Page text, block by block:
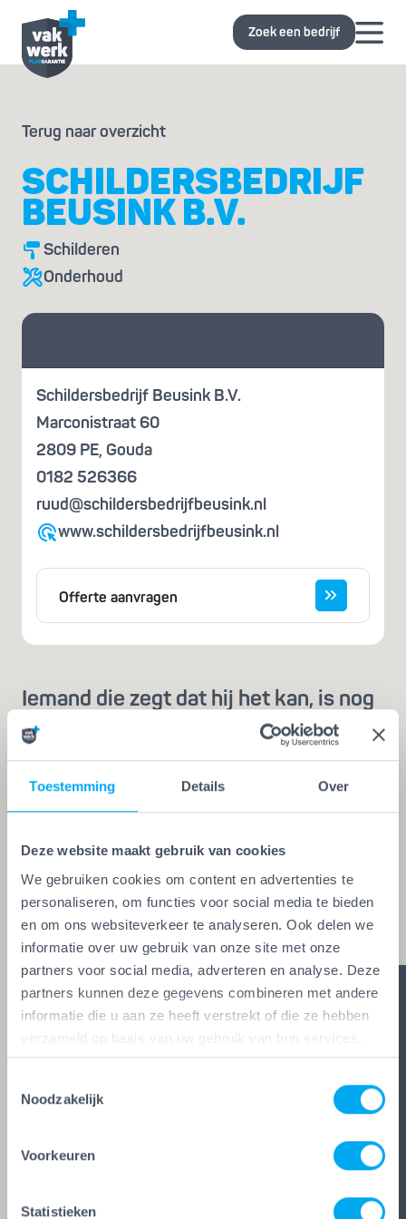
Toestemming Details Over
Deze website maakt gebruik van cookies
We gebruiken cookies om content en advertenties te
personaliseren, om functies voor social media te bieden
en om ons websiteverkeer te analyseren. Ook delen we
informatie over uw gebruik van onze site met onze
partners voor social media, adverteren en analyse. Deze
partners kunnen deze gegevens combineren met andere
informatie die u aan ze heeft verstrekt of die ze hebben
verzameld op basis van uw gebruik van hun services.
Noodzakelijk
Voorkeuren
Statistieken
Zoek een bedrijf
Terug naar overzicht
SCHILDERSBEDRIJF
BEUSINK B.V.
Schilderen
Onderhoud
Vraag je
Schildersbedrijf Beusink B.V.
Marconistraat 60
2809 PE, Gouda
0182 526366
ruud@schildersbedrijfbeusink.nl
www.schildersbedrijfbeusink.nl
Offerte aanvragen
Iemand die zegt dat hij het kan, is nog
geen vakman
Een echte vakman of -vrouw herken je aan de
Vakwerk Plusgarantie. Dit is hét
kwaliteitskeurmerk voor schilders, behangers,
aan de strengste kwaliteitseisen voldoet, mag het
keurmerk voeren. Zo ben je zeker van vakwerk,
duidelijke afspraken en zes glasheldere garanties.